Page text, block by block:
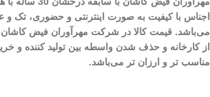
اجناس با کیفیت به صورت اینترنتی و حضوری، تک و
می‌باشد. قیمت کالا در شرکت مهرآوران فیض
از کارخانه و حذف شدن واسطه بین تولید کننده و
مناسب تر و ارزان تر می‌باشد.